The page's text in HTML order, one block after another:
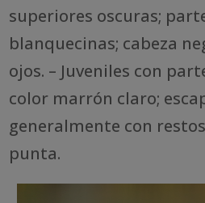
superiores oscuras;
blanquecinas; cabeza
ojos. – Juveniles con
color marrón claro;
generalmente con
punta.